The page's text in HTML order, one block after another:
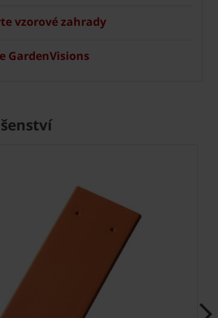
vzorové zahrady
GardenVisions